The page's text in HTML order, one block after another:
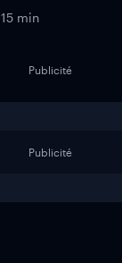
15 min
Publicité
Publicité